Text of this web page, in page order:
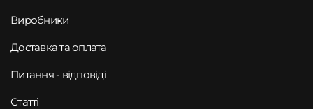
Виробники
Доставка та оплата
Питання - відповіді
Статті